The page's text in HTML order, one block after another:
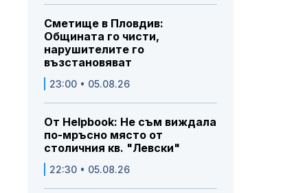
Сметище в Пловдив:
Общината го чисти,
нарушителите го
възстановяват
23:00 • 05.08.26
От Helpbook: Не съм виждала
по-мръсно място от
столичния кв. "Левски"
22:30 • 05.08.26